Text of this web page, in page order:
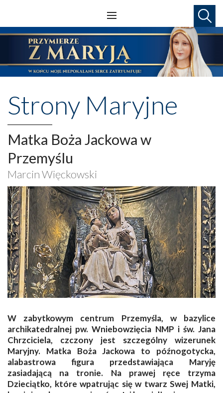
Strony Maryjne
Matka Boża Jackowa w
Przemyślu
Marcin Więckowski
W zabytkowym centrum Przemyśla, w bazylice
archikatedralnej pw. Wniebowzięcia NMP i św. Jana
Chrzciciela, czczony jest szczególny wizerunek
Maryjny. Matka Boża Jackowa to późnogotycka,
alabastrowa figura przedstawiająca Maryję
zasiadającą na tronie. Na prawej ręce trzyma
Dzieciątko, które wpatrując się w twarz Swej Matki,